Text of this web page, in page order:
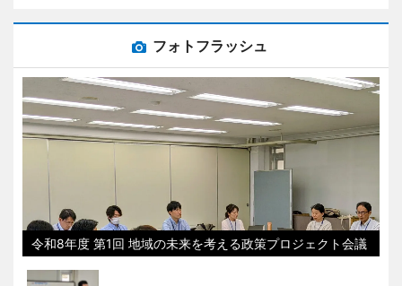
フォトフラッシュ
令和8年度 第1回 地域の未来を考える政策プロジェクト会議